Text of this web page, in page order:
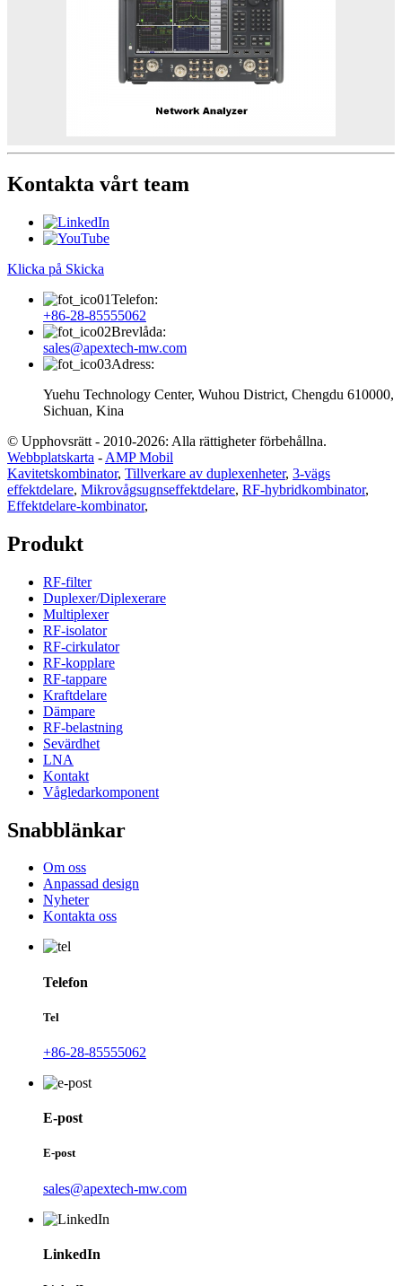
Kontakta vårt team
Klicka på Skicka
Telefon:
+86-28-85555062
Brevlåda:
sales@apextech-mw.com
Adress:
Yuehu Technology Center, Wuhou District, Chengdu 610000,
Sichuan, Kina
© Upphovsrätt - 2010-2026: Alla rättigheter förbehållna.
Webbplatskarta - AMP Mobil
Kavitetskombinator, Tillverkare av duplexenheter, 3-vägs
effektdelare, Mikrovågsugnseffektdelare, RF-hybridkombinator,
Effektdelare-kombinator,
Produkt
RF-filter
Duplexer/Diplexerare
Multiplexer
RF-isolator
RF-cirkulator
RF-kopplare
RF-tappare
Kraftdelare
Dämpare
RF-belastning
Sevärdhet
LNA
Kontakt
Vågledarkomponent
Snabblänkar
Om oss
Anpassad design
Nyheter
Kontakta oss
Telefon
Tel
+86-28-85555062
E-post
E-post
sales@apextech-mw.com
LinkedIn